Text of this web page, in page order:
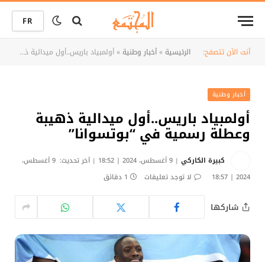
FR
أنت الآن تتصفح: الرئيسية»أخبار وطنية»أولمبياد باريس..أول ميدالية ذهيبة وعطلة رسمية في “بوتسوانا”
أخبار وطنية
أولمبياد باريس..أول ميدالية ذهيبة
وعطلة رسمية في “بوتسوانا”
كبيرة الكاركي 9 أغسطس، 2024 | 18:52 آخر تحديث:
9 أغسطس،
2024 | 18:57
لا توجد تعليقات 1 دقائق
شاركها